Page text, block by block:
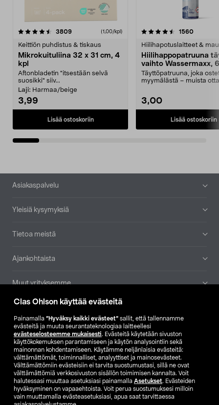
Clas Ohlson käyttää evästeitä
Painamalla ”Hyväksy kaikki evästeet” sallit, että tallennamme
evästeitä ja muuta seurantateknologiaa laitteellesi
evästeselosteemme mukaisesti. Evästeitä käytetään sivuston
käyttökokemuksen parantamiseen ja käytön analysointiin sekä
mainonnan kohdentamiseen. Käytämme neljänlaisia evästeitä:
välttämättömät, toiminnalliset, analyyttiset ja mainosevästeet.
Välttämättömiin evästeisiin ei tarvita suostumustasi, sillä ne ovat
välttämättömiä verkkosivuston sisällön toimimisen kannalta. Voit
halutessasi muuttaa asetuksiasi painamalla Asetukset. Evästeiden
hyväksyminen on vapaaehtoista. Voit perua suostumuksesi milloin
vain muuttamalla evästeasetuksiasi, apua saat tarvittaessa
3809arvostelut (1,00/kpl)
Keittiön puhdistus & tiskaus
Mikrokuituliina 32 x 31 cm, 4
kpl
Aftonbladetin "itsestään selvä
suosikki" siiv...
Laji: Harmaa/beige
3,99
Lisää ostoskoriin
4.5viidestä
1560
Hiilihapotuslaitteet &
Hiilihappopatruuna
vaihto Wassermaxx,
Täyttöpatruuna, joka
myymälästä – muista
3,00
Lisää ostoskoriin
4.5viidestä
Alatunniste
Asiakaspalvelu
Yleisiä kysymyksiä
Tietoa meistä
Ajankohtaista
Muut yrityksemme
Etsi myymälä
SE NO FI
FI SV